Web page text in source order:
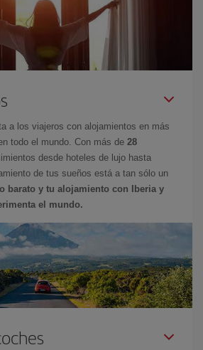
a los viajeros con alojamientos en más
todo el mundo. Con más de 28
desde hoteles de lujo hasta
de tus sueños está a tan sólo un
barato y tu alojamiento con Iberia y
el mundo.